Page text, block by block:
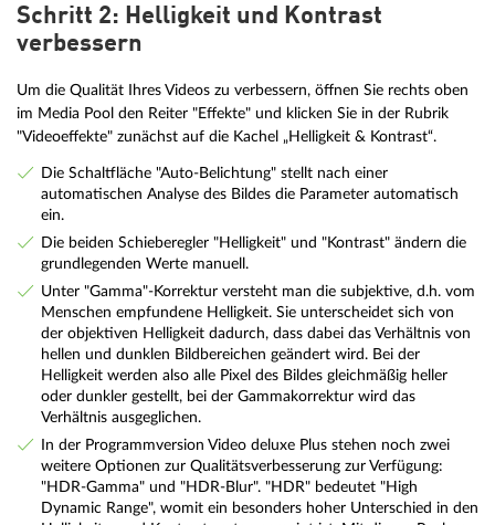
Schritt 2: Helligkeit und Kontrast
verbessern
Um die Qualität Ihres Videos zu verbessern, öffnen Sie rechts oben
im Media Pool den Reiter "Effekte" und klicken Sie in der Rubrik
"Videoeffekte" zunächst auf die Kachel „Helligkeit & Kontrast“.
Die Schaltfläche "Auto-Belichtung" stellt nach einer
automatischen Analyse des Bildes die Parameter automatisch
ein.
Die beiden Schieberegler "Helligkeit" und "Kontrast" ändern die
grundlegenden Werte manuell.
Unter "Gamma"-Korrektur versteht man die subjektive, d.h. vom
Menschen empfundene Helligkeit. Sie unterscheidet sich von
der objektiven Helligkeit dadurch, dass dabei das Verhältnis von
hellen und dunklen Bildbereichen geändert wird. Bei der
Helligkeit werden also alle Pixel des Bildes gleichmäßig heller
oder dunkler gestellt, bei der Gammakorrektur wird das
Verhältnis ausgeglichen.
In der Programmversion Video deluxe Plus stehen noch zwei
weitere Optionen zur Qualitätsverbesserung zur Verfügung:
"HDR-Gamma" und "HDR-Blur". "HDR" bedeutet "High
Dynamic Range", womit ein besonders hoher Unterschied in den